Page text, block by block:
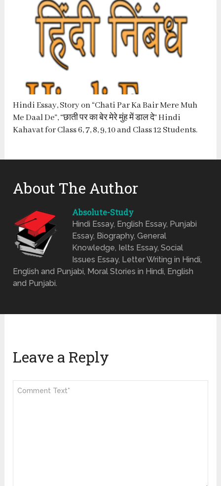
Hindi Essay, Story on “Chati Par Ka Bair Mere Muh
Me Daal De”, “छाती पर का बेर मेरे मुंह में डाल दे” Hindi
Kahavat for Class 6, 7, 8, 9, 10 and Class 12 Students.
About The Author
Absolute-Study
Hindi Essay, English Essay, Punjabi
Essay, Biography, General
Knowledge, Ielts Essay, Social
Issues Essay, Letter Writing in Hindi,
English and Punjabi, Moral Stories in Hindi, English
and Punjabi.
Leave a Reply